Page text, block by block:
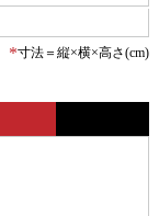
*寸法＝縦×横×高さ(cm)